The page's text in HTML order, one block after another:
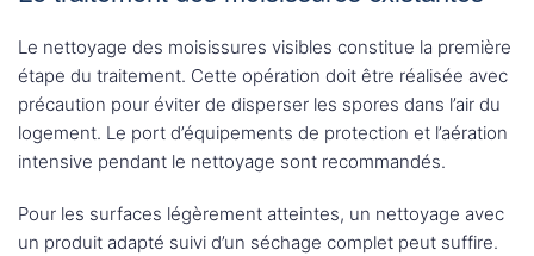
Le nettoyage des moisissures visibles constitue la première
étape du traitement. Cette opération doit être réalisée avec
précaution pour éviter de disperser les spores dans l’air du
logement. Le port d’équipements de protection et l’aération
intensive pendant le nettoyage sont recommandés.
Pour les surfaces légèrement atteintes, un nettoyage avec
un produit adapté suivi d’un séchage complet peut suffire.